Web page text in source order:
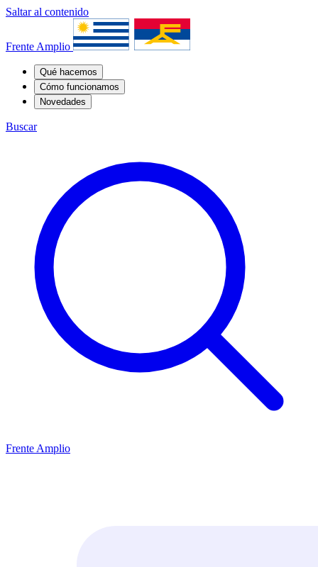
Saltar al contenido
Frente Amplio
Qué hacemos
Cómo funcionamos
Novedades
Buscar
Frente Amplio